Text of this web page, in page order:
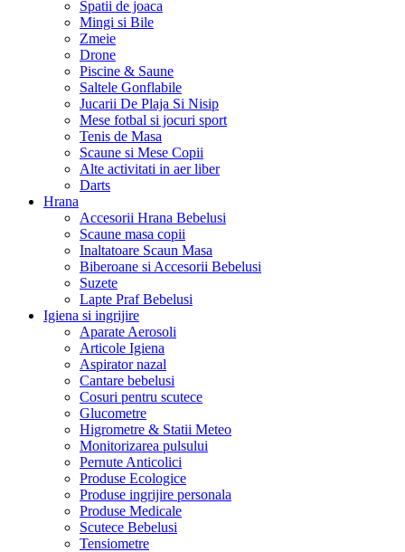
Spatii de joaca
Mingi si Bile
Zmeie
Drone
Piscine & Saune
Saltele Gonflabile
Jucarii De Plaja Si Nisip
Mese fotbal si jocuri sport
Tenis de Masa
Scaune si Mese Copii
Alte activitati in aer liber
Darts
Hrana
Accesorii Hrana Bebelusi
Scaune masa copii
Inaltatoare Scaun Masa
Biberoane si Accesorii Bebelusi
Suzete
Lapte Praf Bebelusi
Igiena si ingrijire
Aparate Aerosoli
Articole Igiena
Aspirator nazal
Cantare bebelusi
Cosuri pentru scutece
Glucometre
Higrometre & Statii Meteo
Monitorizarea pulsului
Pernute Anticolici
Produse Ecologice
Produse ingrijire personala
Produse Medicale
Scutece Bebelusi
Tensiometre